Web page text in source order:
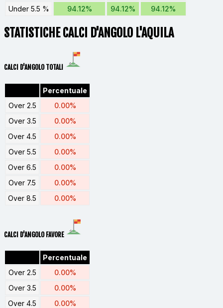
Under 5.5 %
94.12% 94.12% 94.12%
STATISTICHE CALCI D'ANGOLO L'AQUILA
CALCI D'ANGOLO TOTALI
Percentuale
Over 2.5
0.00%
Over 3.5
0.00%
Over 4.5
0.00%
Over 5.5
0.00%
Over 6.5
0.00%
Over 7.5
0.00%
Over 8.5
0.00%
CALCI D'ANGOLO FAVORE
Percentuale
Over 2.5
0.00%
Over 3.5
0.00%
Over 4.5
0.00%